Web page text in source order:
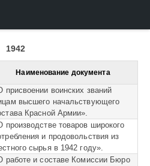
1942
1942
Наименование документа
присвоении воинских званий
высшего начальствующего
Красной Армии».
производстве товаров широкого
и продовольствия из
сырья в 1942 году».
работе и составе Комиссии Бюро